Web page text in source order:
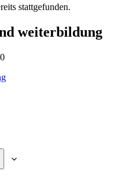
stattgefunden.
weiterbildung